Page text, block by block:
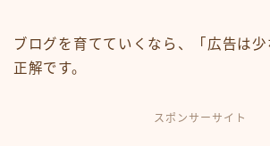
ブログを育てていくなら、「広告は
正解です。
スポンサーサイト